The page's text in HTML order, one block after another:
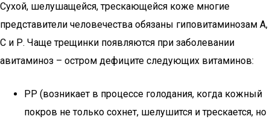
Сухой, шелушащейся, трескающейся коже многие
представители человечества обязаны гиповитаминозам А,
С и Р. Чаще трещинки появляются при заболевании
авитаминоз – остром дефиците следующих витаминов:
РР (возникает в процессе голодания, когда кожный
покров не только сохнет, шелушится и трескается, но